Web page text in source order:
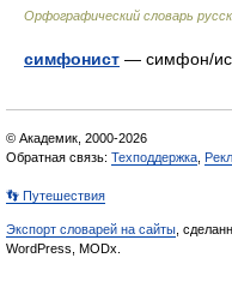
Орфографический словарь
симфонист — симфон/
© Академик, 2000-2026
Обратная связь: Техподдержка
👣 Путешествия
Экспорт словарей на сайты ,
WordPress, MODx.